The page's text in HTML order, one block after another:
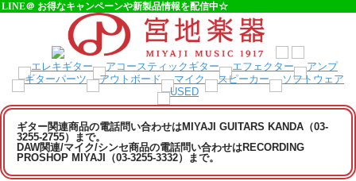
LINE＠ お得なキャンペーンや新製品情報を配信中☆
ギター関連商品の電話問い合わせはMIYAJI GUITARS KANDA（03-
3255-2755）まで。
DAW関連/マイク/シンセ商品の電話問い合わせはRECORDING
PROSHOP MIYAJI（03-3255-3332）まで。